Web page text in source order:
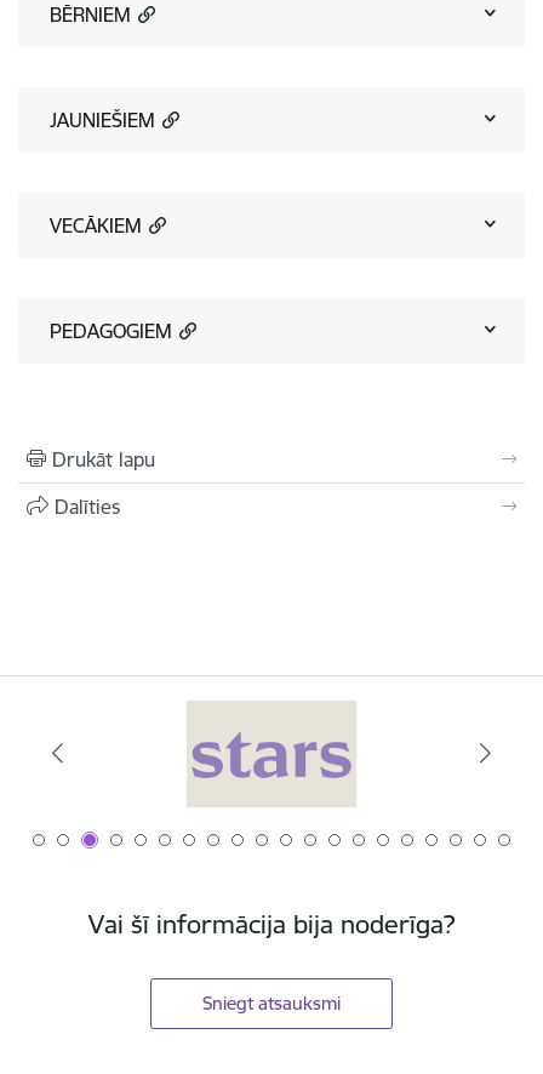
BĒRNIEM
JAUNIEŠIEM
VECĀKIEM
PEDAGOGIEM
Drukāt lapu
Dalīties
Vai šī informācija bija noderīga?
Sniegt atsauksmi